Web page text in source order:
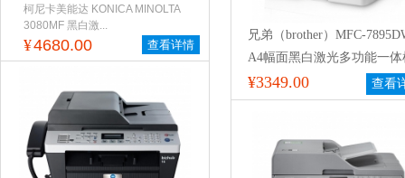
柯尼卡美能达 KONICA MINOLTA
3080MF 黑白激...
¥4680.00 查看详情
兄弟（brother）MFC-
A4幅面黑白激光多功能一体
打印/复印/扫描/传真 支持有
无线网络打印 支持自动双
¥3349.00 查看